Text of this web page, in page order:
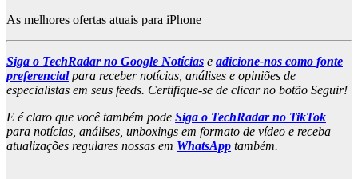
As melhores ofertas atuais para iPhone
Siga o TechRadar no Google Notícias e adicione-nos como fonte
preferencialpara receber notícias, análises e opiniões de
especialistas em seus feeds. Certifique-se de clicar no botão Seguir!
E é claro que você também pode Siga o TechRadar no TikTok
para notícias, análises, unboxings em formato de vídeo e receba
atualizações regulares nossas em WhatsApp também.